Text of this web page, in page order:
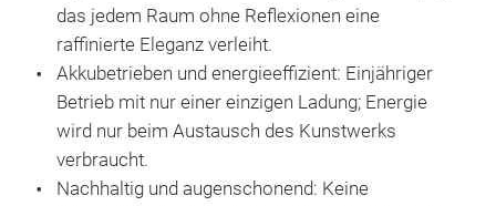
das jedem Raum ohne Reflexionen eine
raffinierte Eleganz verleiht.
Akkubetrieben und energieeffizient: Einjähriger
Betrieb mit nur einer einzigen Ladung; Energie
wird nur beim Austausch des Kunstwerks
verbraucht.
Nachhaltig und augenschonend: Keine